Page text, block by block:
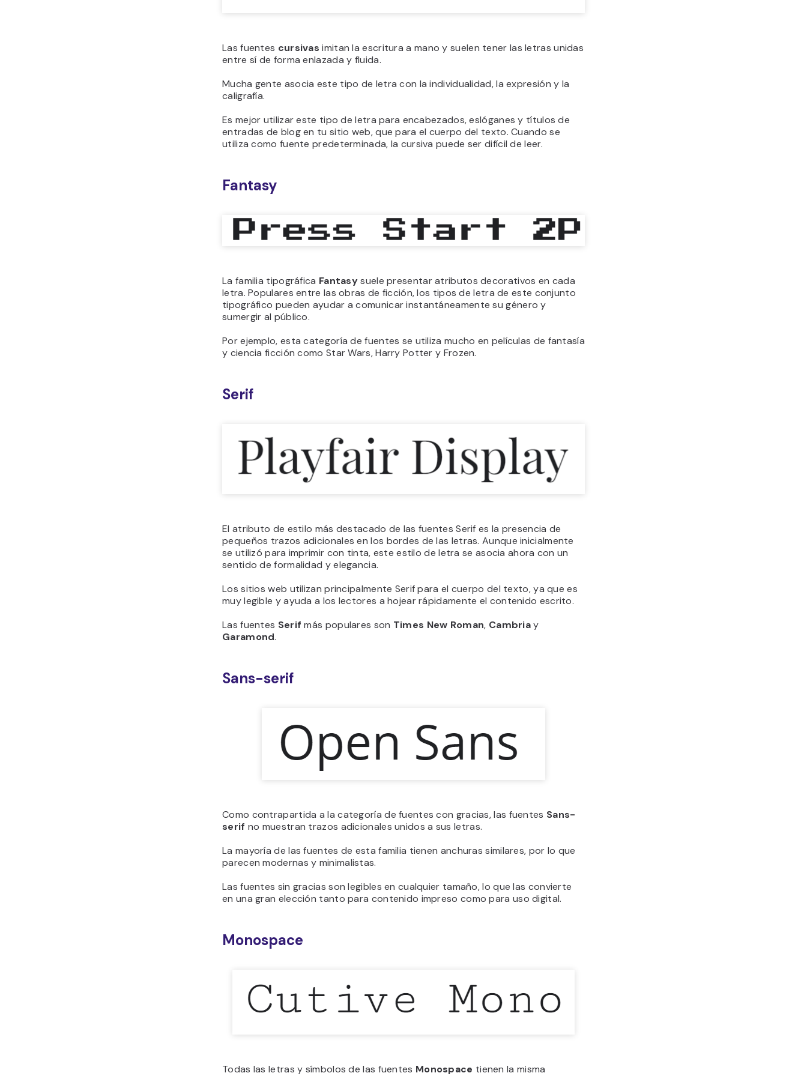
Las fuentes cursivasimitan la escritura a mano y suelen tener las letras unidas
entre sí de forma enlazada y fluida.
Mucha gente asocia este tipo de letra con la individualidad, la expresión y la
caligrafía.
Es mejor utilizar este tipo de letra para encabezados, eslóganes y títulos de
entradas de blog en tu sitio web, que para el cuerpo del texto. Cuando se
utiliza como fuente predeterminada, la cursiva puede ser difícil de leer.
Fantasy
La familia tipográfica Fantasysuele presentar atributos decorativos en cada
letra. Populares entre las obras de ficción, los tipos de letra de este conjunto
tipográfico pueden ayudar a comunicar instantáneamente su género y
sumergir al público.
Por ejemplo, esta categoría de fuentes se utiliza mucho en películas de fantasía
y ciencia ficción como Star Wars, Harry Potter y Frozen.
Serif
El atributo de estilo más destacado de las fuentes Serif es la presencia de
pequeños trazos adicionales en los bordes de las letras. Aunque inicialmente
se utilizó para imprimir con tinta, este estilo de letra se asocia ahora con un
sentido de formalidad y elegancia.
Los sitios web utilizan principalmente Serif para el cuerpo del texto, ya que es
muy legible y ayuda a los lectores a hojear rápidamente el contenido escrito.
Las fuentes Serifmás populares son Times New Roman, Cambriay
Garamond.
Sans-serif
Como contrapartida a la categoría de fuentes con gracias, las fuentes Sans-
serif no muestran trazos adicionales unidos a sus letras.
La mayoría de las fuentes de esta familia tienen anchuras similares, por lo que
parecen modernas y minimalistas.
Las fuentes sin gracias son legibles en cualquier tamaño, lo que las convierte
en una gran elección tanto para contenido impreso como para uso digital.
Monospace
Todas las letras y símbolos de las fuentes Monospace tienen la misma